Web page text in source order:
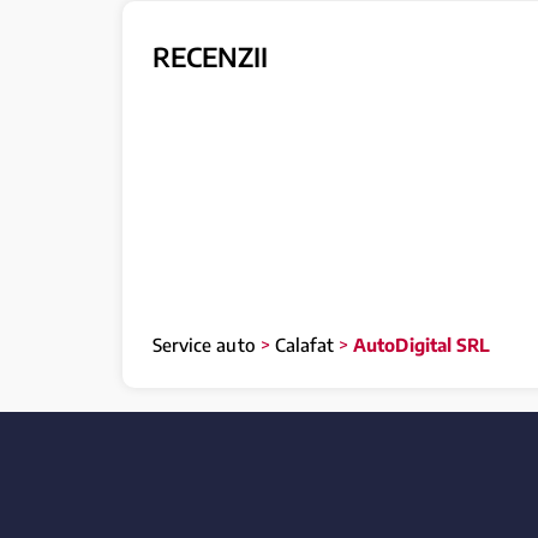
RECENZII
Service auto > Calafat >AutoDigital SRL